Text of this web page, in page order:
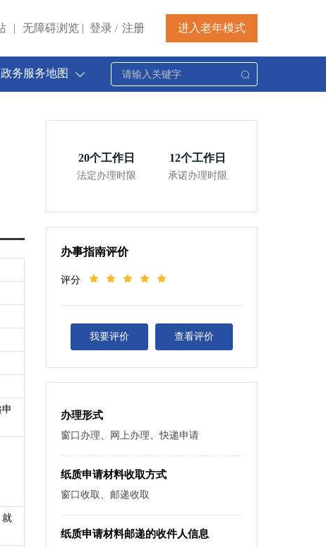
| 无障碍浏览 | 登录 / 注册 进入老年模式
政务服务地图
就
20个工作日
法定办理时限
12个工作日
承诺办理时限
办事指南评价
评分
我要评价 查看评价
办理形式
窗口办理、网上办理、快递申请
纸质申请材料收取方式
窗口收取、邮递收取
纸质申请材料邮递的收件人信息